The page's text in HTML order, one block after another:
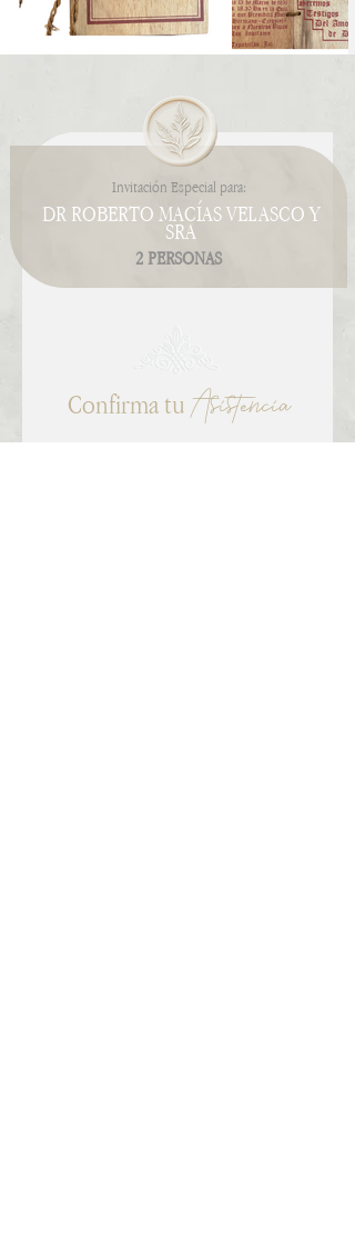
Invitación Especial para:
DR ROBERTO MACÍAS VELASCO Y
SRA
2 PERSONAS
Confirma tuAsistencia